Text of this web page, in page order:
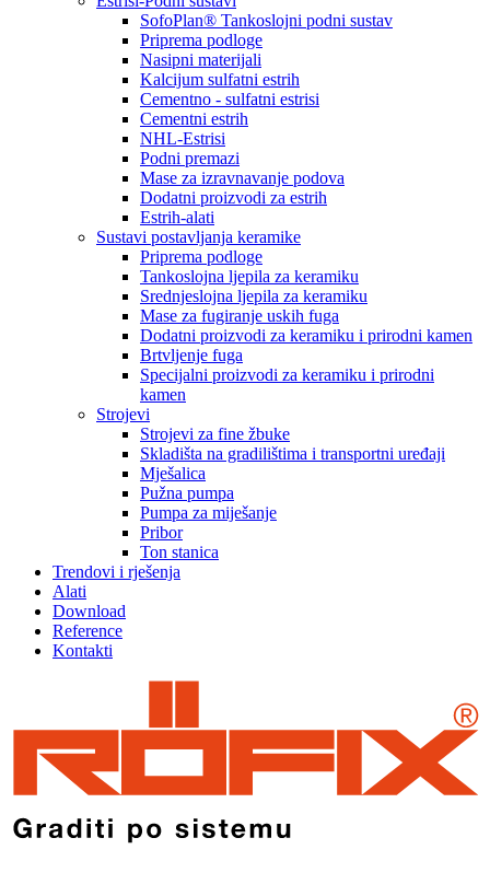
SofoPlan® Tankoslojni podni sustav
Priprema podloge
Nasipni materijali
Kalcijum sulfatni estrih
Cementno - sulfatni estrisi
Cementni estrih
NHL-Estrisi
Podni premazi
Mase za izravnavanje podova
Dodatni proizvodi za estrih
Estrih-alati
Sustavi postavljanja keramike
Priprema podloge
Tankoslojna ljepila za keramiku
Srednjeslojna ljepila za keramiku
Mase za fugiranje uskih fuga
Dodatni proizvodi za keramiku i prirodni kamen
Brtvljenje fuga
Specijalni proizvodi za keramiku i prirodni
kamen
Strojevi
Strojevi za fine žbuke
Skladišta na gradilištima i transportni uređaji
Mješalica
Pužna pumpa
Pumpa za miješanje
Pribor
Ton stanica
Trendovi i rješenja
Alati
Download
Reference
Kontakti